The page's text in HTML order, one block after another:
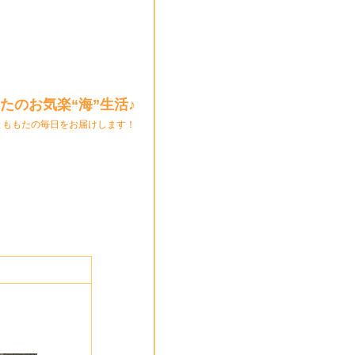
のお気楽“海”生活♪
もたの毎日をお届けします！